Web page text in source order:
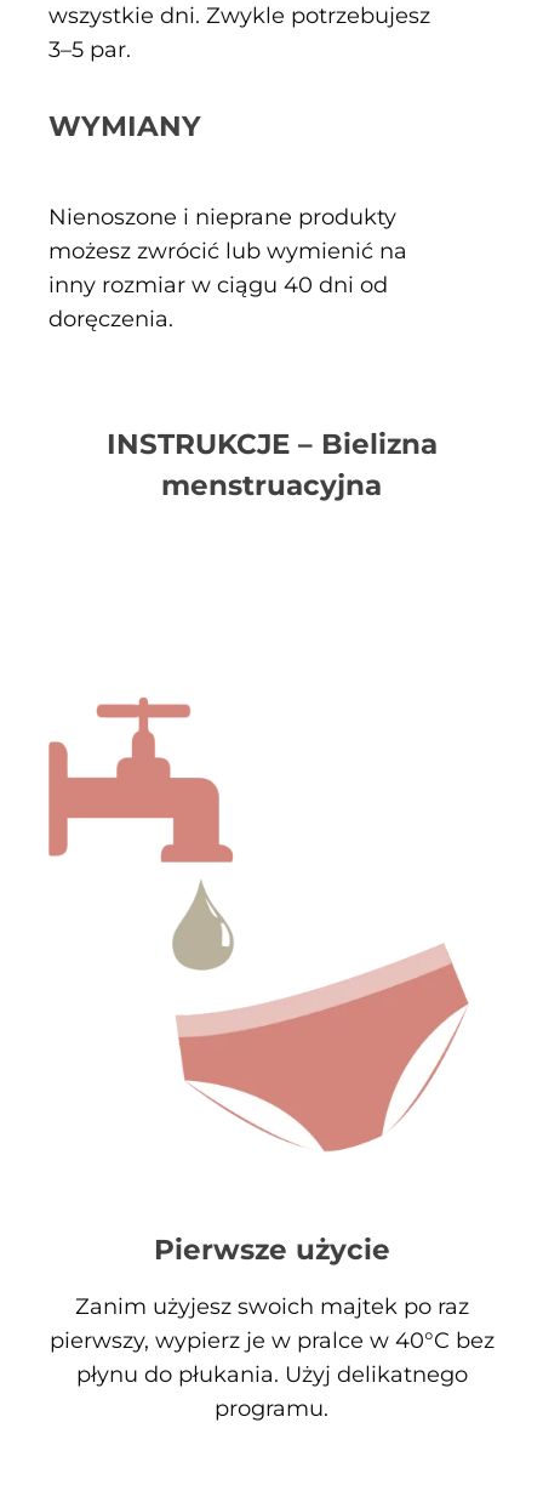
wszystkie dni. Zwykle potrzebujesz
3–5 par.
WYMIANY
Nienoszone i nieprane produkty
możesz zwrócić lub wymienić na
inny rozmiar w ciągu 40 dni od
doręczenia.
INSTRUKCJE – Bielizna
menstruacyjna
Pierwsze użycie
Zanim użyjesz swoich majtek po raz
pierwszy, wypierz je w pralce w 40°C bez
płynu do płukania. Użyj delikatnego
programu.